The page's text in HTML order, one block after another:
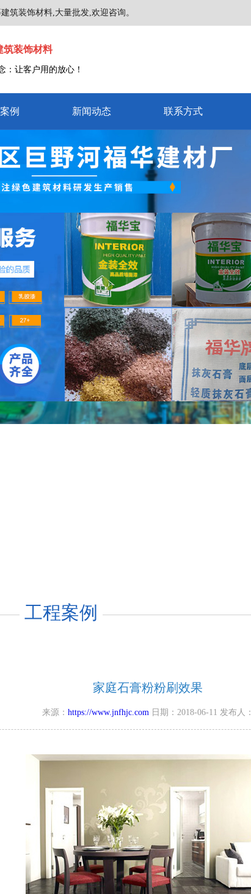
筑装饰材料,大量批发,欢迎咨询。
筑装饰材料
：让客户用的放心！
例 新闻动态 联系方式
工程案例
家庭石膏粉粉刷效果
来源： https://www.jnfhjc.com日期：2018-06-11 发布人：